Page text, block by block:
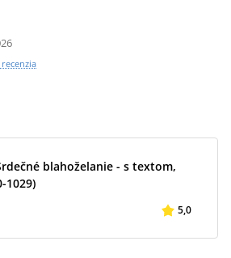
blahoželanie - s textom,
1029)
5,0